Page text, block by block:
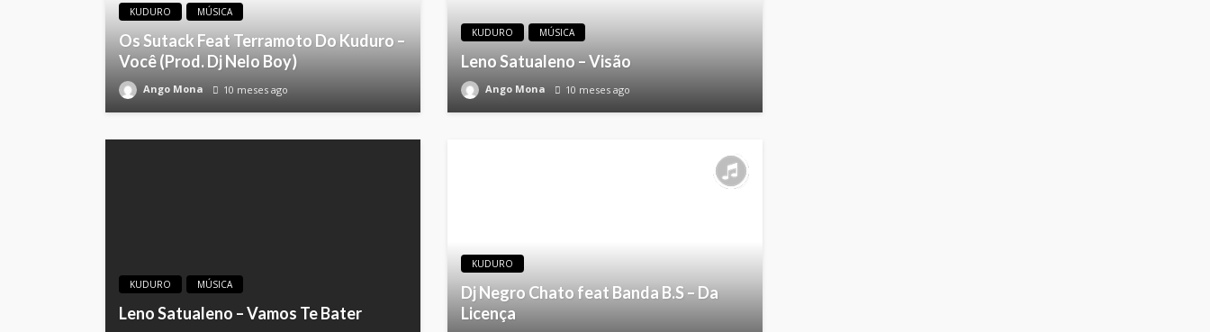
KUDURO MÚSICA
Os Sutack Feat Terramoto Do Kuduro –
Você (Prod. Dj Nelo Boy)
Ango Mona 10 meses ago
KUDURO MÚSICA
Leno Satualeno – Visão
Ango Mona 10 meses ago
KUDURO MÚSICA
Leno Satualeno – Vamos Te Bater
KUDURO
Dj Negro Chato feat Banda B.S – Da
Licença